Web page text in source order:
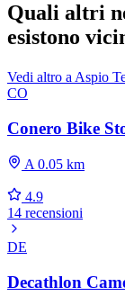
Quali altri
esistono
Vedi altro a Aspio
CO
Conero Bike
A 0.05 km
4.9
14 recensioni
DE
Decathlon